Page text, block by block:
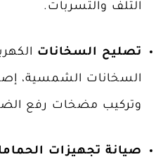
التلف والتسربات.
تصليح السخانات
السخانات الشمسية،
وتركيب مضخات رفع
صيانة تجهيزات